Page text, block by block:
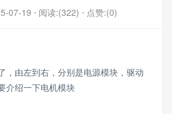
07-19 ⋅ 阅读:(322) ⋅ 点赞:(0)
，由左到右，分别是电源模块，驱动
介绍一下电机模块